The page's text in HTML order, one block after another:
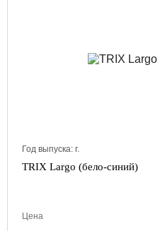
Год выпуска: г.
TRIX Largo (бело-синий)
Цена